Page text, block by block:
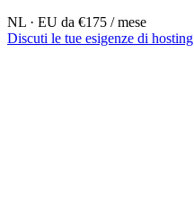
NL · EU da €175 / mese
Discuti le tue esigenze di hosting